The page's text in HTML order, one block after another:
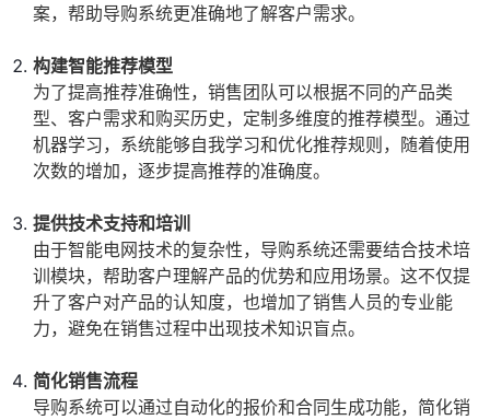
案，帮助导购系统更准确地了解客户需求。
构建智能推荐模型
为了提高推荐准确性，销售团队可以根据不同的产品类
型、客户需求和购买历史，定制多维度的推荐模型。通过
机器学习，系统能够自我学习和优化推荐规则，随着使用
次数的增加，逐步提高推荐的准确度。
提供技术支持和培训
由于智能电网技术的复杂性，导购系统还需要结合技术培
训模块，帮助客户理解产品的优势和应用场景。这不仅提
升了客户对产品的认知度，也增加了销售人员的专业能
力，避免在销售过程中出现技术知识盲点。
简化销售流程
导购系统可以通过自动化的报价和合同生成功能，简化销